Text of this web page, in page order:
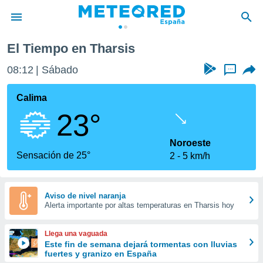
de
por
que se
calidad.
a este
las
y
forma
digital
basada
El Tiempo en Tharsis
08:12 Sábado ...
Calima
23°
Sensación de 25°
Noroeste
2
5 km/h
Aviso de nivel naranja
Alerta importante por altas temperaturas en Tharsis hoy
Llega una vaguada
Este fin de semana dejará tormentas con lluvias
fuertes y granizo en España